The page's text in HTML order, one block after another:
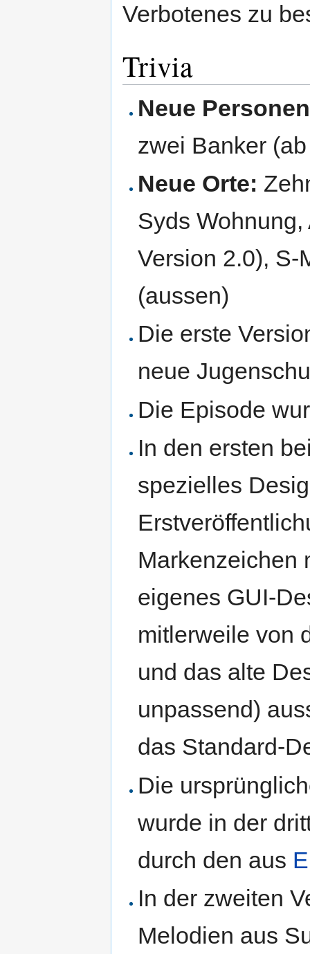
Verbotenes zu
Trivia
Neue
zwei Banker
Neue Orte:
Syds
Version 2.0), S-
(aussen)
Die erste
neue
Die Episode
In den ersten
spezielles
Markenzeichen
eigenes GUI-
mitlerweile von
und das alte
unpassend)
das Standard-
Die
wurde in der
durch den aus
In der zweiten
Melodien aus